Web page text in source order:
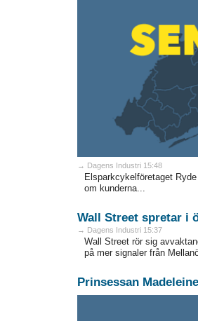
→ Dagens Industri 15:48
Elsparkcykelföretaget
om kunderna...
Wall Street spretar i
→ Dagens Industri 15:37
Wall Street rör sig
på mer signaler från
Prinsessan